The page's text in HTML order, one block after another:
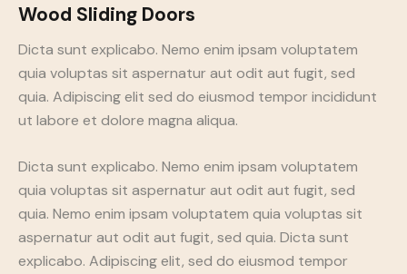
Wood Sliding Doors
Dicta sunt explicabo. Nemo enim ipsam voluptatem
quia voluptas sit aspernatur aut odit aut fugit, sed
quia. Adipiscing elit sed do eiusmod tempor incididunt
ut labore et dolore magna aliqua.
Dicta sunt explicabo. Nemo enim ipsam voluptatem
quia voluptas sit aspernatur aut odit aut fugit, sed
quia. Nemo enim ipsam voluptatem quia voluptas sit
aspernatur aut odit aut fugit, sed quia. Dicta sunt
explicabo. Adipiscing elit, sed do eiusmod tempor